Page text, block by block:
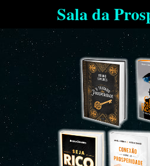
Sala da